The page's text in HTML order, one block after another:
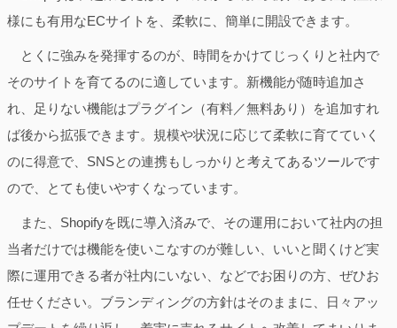
様にも有用なECサイトを、柔軟に、簡単に開設できます。
とくに強みを発揮するのが、時間をかけてじっくりと社内で
そのサイトを育てるのに適しています。新機能が随時追加さ
れ、足りない機能はプラグイン（有料／無料あり）を追加すれ
ば後から拡張できます。規模や状況に応じて柔軟に育てていく
のに得意で、SNSとの連携もしっかりと考えてあるツールです
ので、とても使いやすくなっています。
また、Shopifyを既に導入済みで、その運用において社内の担
当者だけでは機能を使いこなすのが難しい、いいと聞くけど実
際に運用できる者が社内にいない、などでお困りの方、ぜひお
任せください。ブランディングの方針はそのままに、日々アッ